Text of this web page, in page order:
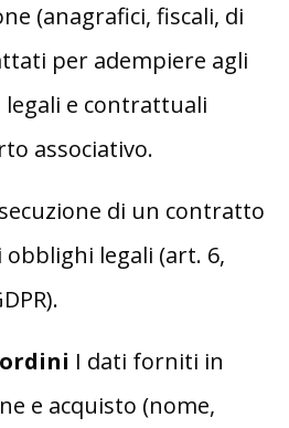
(anagrafici, fiscali, di
per adempiere agli
e contrattuali
associativo.
di un contratto
legali (art. 6,
I dati forniti in
e acquisto (nome,